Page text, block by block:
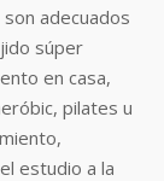
adecuados
súper
en casa,
pilates u
estudio a la